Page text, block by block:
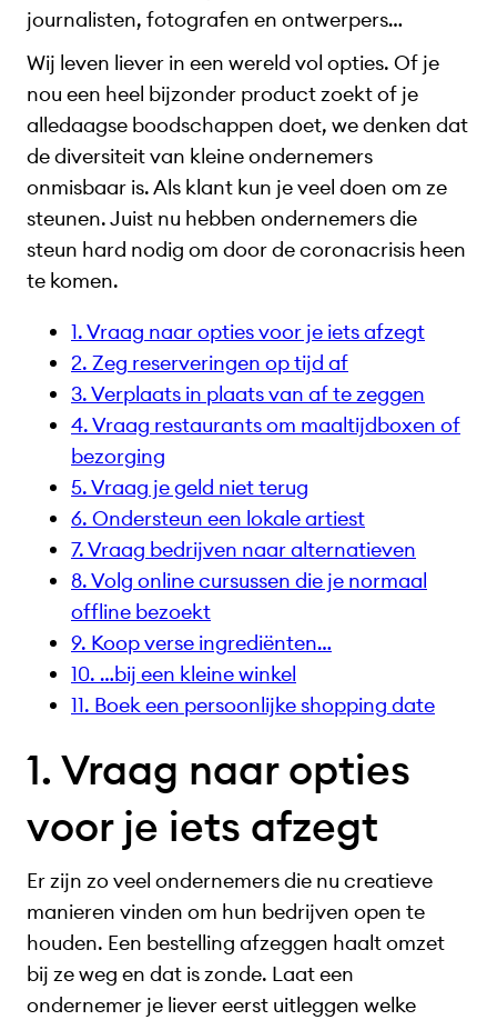
journalisten, fotografen en ontwerpers…
Wij leven liever in een wereld vol opties. Of je
nou een heel bijzonder product zoekt of je
alledaagse boodschappen doet, we denken dat
de diversiteit van kleine ondernemers
onmisbaar is. Als klant kun je veel doen om ze
steunen. Juist nu hebben ondernemers die
steun hard nodig om door de coronacrisis heen
te komen.
1. Vraag naar opties voor je iets afzegt
2. Zeg reserveringen op tijd af
3. Verplaats in plaats van af te zeggen
4. Vraag restaurants om maaltijdboxen of
bezorging
5. Vraag je geld niet terug
6. Ondersteun een lokale artiest
7. Vraag bedrijven naar alternatieven
8. Volg online cursussen die je normaal
offline bezoekt
9. Koop verse ingrediënten…
10. …bij een kleine winkel
11. Boek een persoonlijke shopping date
1. Vraag naar opties
voor je iets afzegt
Er zijn zo veel ondernemers die nu creatieve
manieren vinden om hun bedrijven open te
houden. Een bestelling afzeggen haalt omzet
bij ze weg en dat is zonde. Laat een
ondernemer je liever eerst uitleggen welke